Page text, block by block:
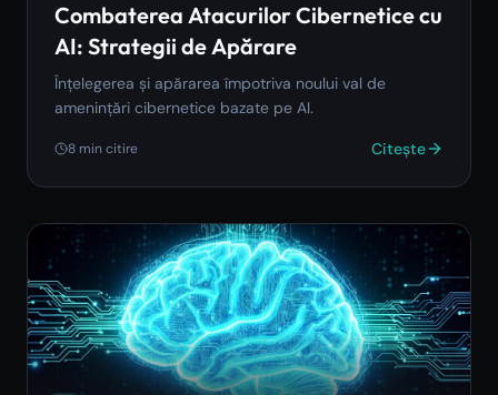
Combaterea Atacurilor Cibernetice cu
AI: Strategii de Apărare
Înțelegerea și apărarea împotriva noului val de
amenințări cibernetice bazate pe AI.
8 min citire Citește